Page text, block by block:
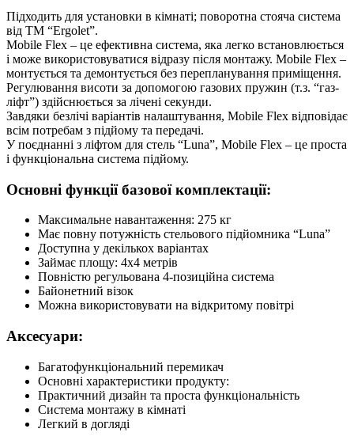
Підходить для установки в кімнаті; поворотна стояча система
від ТМ “Ergolet”.
Mobile Flex – це ефективна система, яка легко встановлюється
і може використовуватися відразу після монтажу. Mobile Flex –
монтується та демонтується без перепланування приміщення.
Регулювання висоти за допомогою газових пружин (т.з. “газ-
ліфт”) здійснюється за лічені секунди.
Завдяки безлічі варіантів налаштування, Mobile Flex відповідає
всім потребам з підйому та передачі.
У поєднанні з ліфтом для стель “Luna”, Mobile Flex – це проста
і функціональна система підйому.
Основні функції базової комплектації:
Максимальне навантаження: 275 кг
Має повну потужність стельового підйомника “Luna”
Доступна у декількох варіантах
Займає площу: 4х4 метрів
Повністю регульована 4-позиційна система
Байонетний візок
Можна використовувати на відкритому повітрі
Аксесуари:
Багатофункціональний перемикач
Основні характеристики продукту:
Практичний дизайн та проста функціональність
Система монтажу в кімнаті
Легкий в догляді